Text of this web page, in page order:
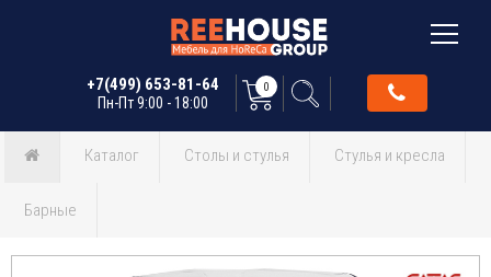
+7(499) 653-81-64
Пн-Пт 9:00 - 18:00
0
Каталог Столы и стулья Стулья и кресла
Барные